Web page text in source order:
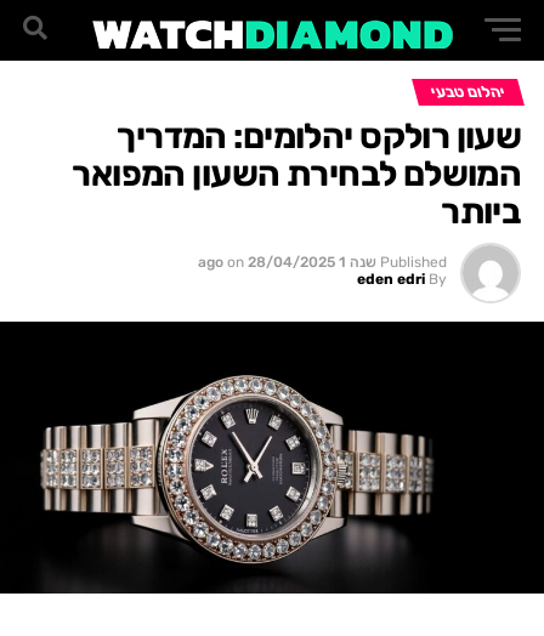
יהלום טבעי
שעון רולקס יהלומים: המדריך
המושלם לבחירת השעון המפואר
ביותר
Published שנה 1 ago on 28/04/2025
By
eden edri